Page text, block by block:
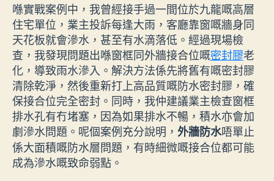
喺實戰案例中，我曾經接手過一間位於九龍嘅高層
住宅單位，業主投訴每逢大雨，客廳靠窗嘅牆身同
天花板就會滲水，甚至有水滴落低。經過現場檢
查，我發現問題出喺窗框同外牆接合位嘅密封膠老
化，導致雨水滲入。解決方法係先將舊有嘅密封膠
清除乾淨，然後重新打上高品質嘅防水密封膠，確
保接合位完全密封。同時，我仲建議業主檢查窗框
排水孔有冇堵塞，因為如果排水不暢，積水亦會加
劇滲水問題。呢個案例充分說明， 外牆防水唔單止
係大面積嘅防水層問題，有時細微嘅接合位都可能
成為滲水嘅致命弱點。